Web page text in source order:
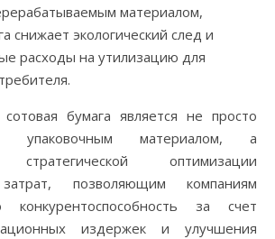
материалом,
снижает экологический след и
расходы на утилизацию для
бумага является не просто
упаковочным материалом, а
стратегической оптимизации
затрат, позволяющим компаниям
за счет
издержек и улучшения